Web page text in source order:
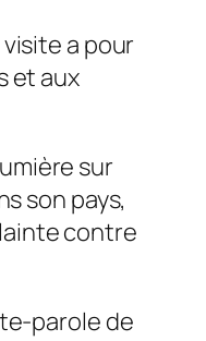
a pour
et aux
sur
son pays,
contre
parole de